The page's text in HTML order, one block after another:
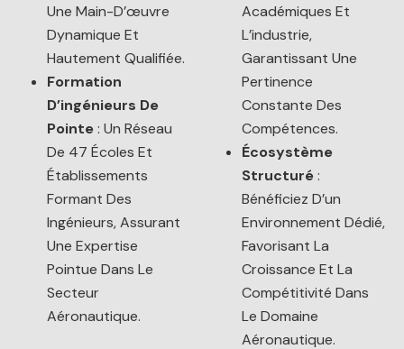
Une Main-D’œuvre
Dynamique Et
Hautement Qualifiée.
Formation
D’ingénieurs De
Pointe: Un Réseau
De 47 Écoles Et
Établissements
Formant Des
Ingénieurs, Assurant
Une Expertise
Pointue Dans Le
Secteur
Aéronautique.
Académiques Et
L’industrie,
Garantissant Une
Pertinence
Constante Des
Compétences.
Écosystème
Structuré:
Bénéficiez D’un
Environnement Dédié,
Favorisant La
Croissance Et La
Compétitivité Dans
Le Domaine
Aéronautique.